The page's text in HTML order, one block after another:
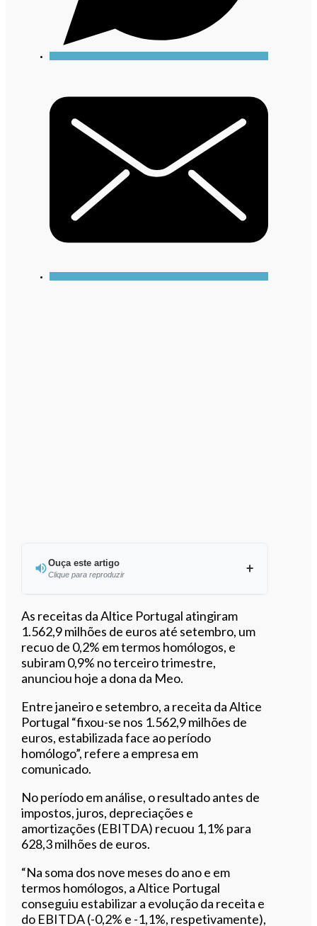
Ouça este artigo
Clique para reproduzir
Ouvir este artigo
As receitas da Altice Portugal atingiram
1.562,9 milhões de euros até setembro, um
recuo de 0,2% em termos homólogos, e
subiram 0,9% no terceiro trimestre,
anunciou hoje a dona da Meo.
Entre janeiro e setembro, a receita da Altice
Portugal “fixou-se nos 1.562,9 milhões de
euros, estabilizada face ao período
homólogo”, refere a empresa em
comunicado.
No período em análise, o resultado antes de
impostos, juros, depreciações e
amortizações (EBITDA) recuou 1,1% para
628,3 milhões de euros.
“Na soma dos nove meses do ano e em
termos homólogos, a Altice Portugal
conseguiu estabilizar a evolução da receita e
do EBITDA (-0,2% e -1,1%, respetivamente),